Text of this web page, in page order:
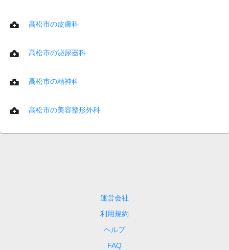
高松市の皮膚科
高松市の泌尿器科
高松市の精神科
高松市の美容整形外科
運営会社
利用規約
ヘルプ
FAQ